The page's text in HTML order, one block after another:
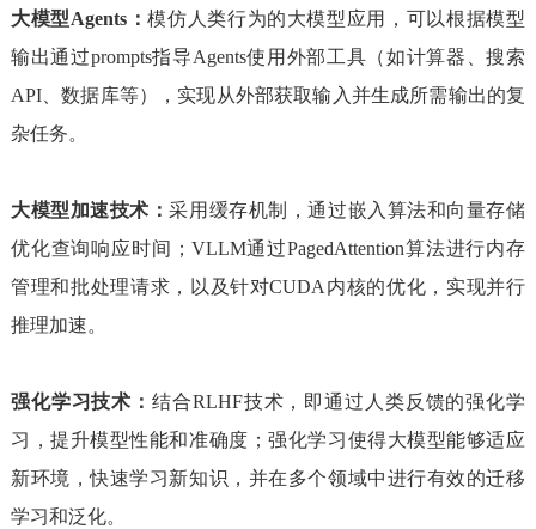
大模型Agents：模仿人类行为的大模型应用，可以根据模型
输出通过prompts指导Agents使用外部工具（如计算器、搜索
API、数据库等），实现从外部获取输入并生成所需输出的复
杂任务。
大模型加速技术：采用缓存机制，通过嵌入算法和向量存储
优化查询响应时间；VLLM通过PagedAttention算法进行内存
管理和批处理请求，以及针对CUDA内核的优化，实现并行
推理加速。
强化学习技术：结合RLHF技术，即通过人类反馈的强化学
习，提升模型性能和准确度；强化学习使得大模型能够适应
新环境，快速学习新知识，并在多个领域中进行有效的迁移
学习和泛化。